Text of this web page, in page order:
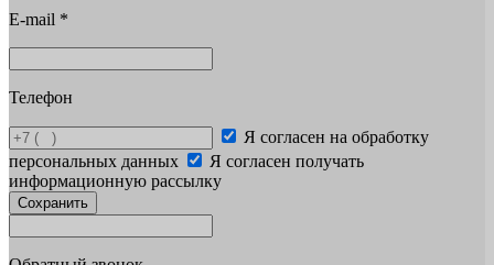
E-mail *
Телефон
Я согласен на обработку
персональных данных
Я согласен получать
информационную рассылку
Сохранить